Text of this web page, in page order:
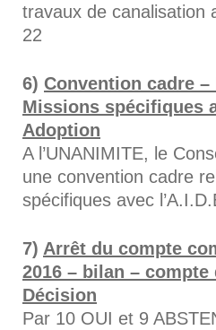
travaux de canalisation
22
Convention cadre
Missions spécifiques
Adoption
A l’UNANIMITE, le
une convention cadre
spécifiques avec
Arrêt du compte
2016 – bilan –
Décision
Par 10 OUI et 9